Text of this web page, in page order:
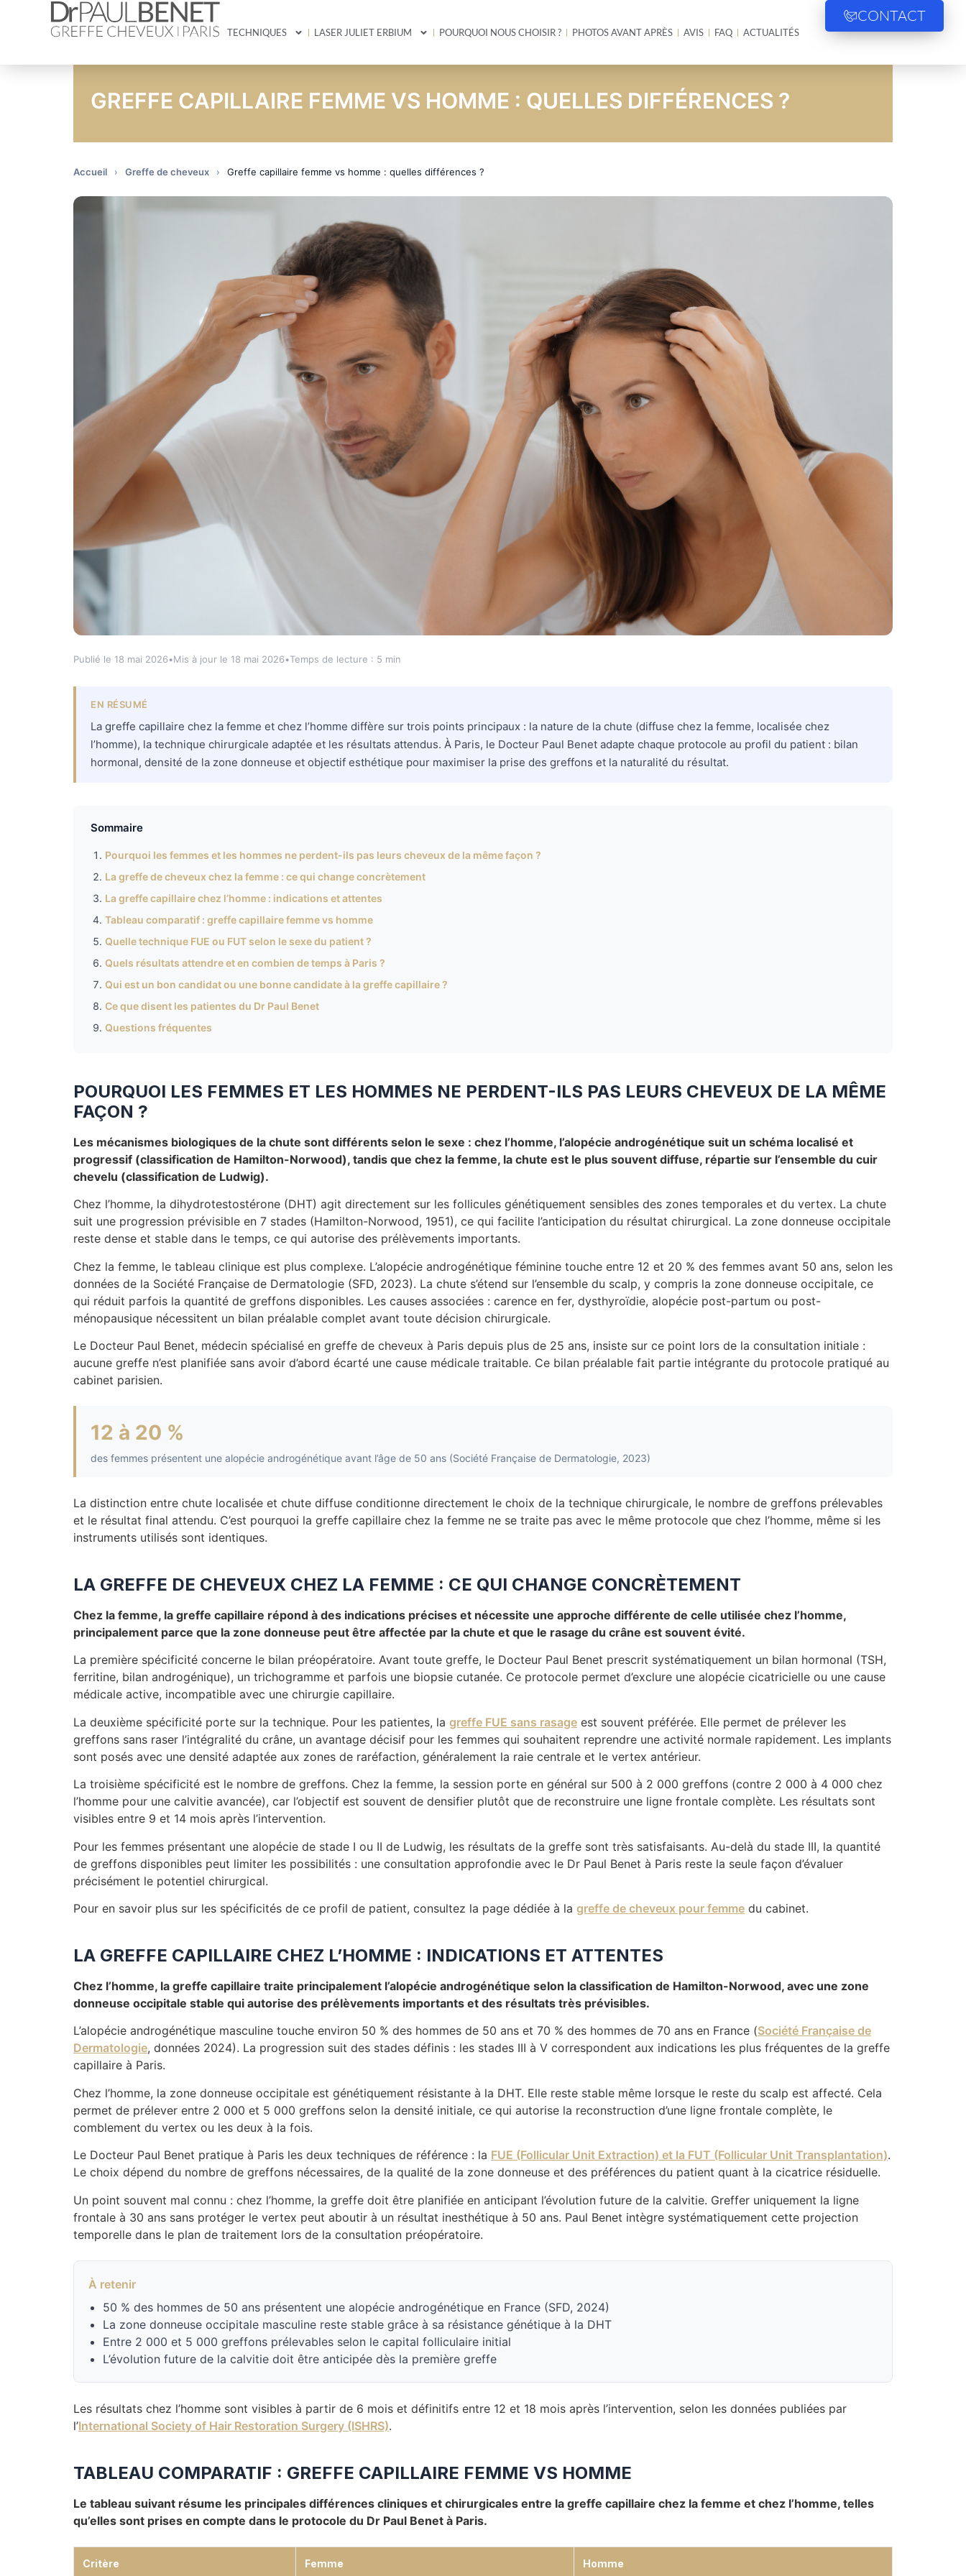
TECHNIQUES LASER JULIET ERBIUM POURQUOI NOUS CHOISIR ? PHOTOS AVANT APRÈS AVIS FAQ ACTUALITÉS
CONTACT
GREFFE CAPILLAIRE FEMME VS HOMME : QUELLES DIFFÉRENCES ?
Accueil › Greffe de cheveux › Greffe capillaire femme vs homme : quelles différences ?
Publié le 18 mai 2026•Mis à jour le 18 mai 2026•Temps de lecture : 5 min
EN RÉSUMÉ
La greffe capillaire chez la femme et chez l’homme diffère sur trois points principaux : la nature de la chute (diffuse chez la femme, localisée chez
l’homme), la technique chirurgicale adaptée et les résultats attendus. À Paris, le Docteur Paul Benet adapte chaque protocole au profil du patient : bilan
hormonal, densité de la zone donneuse et objectif esthétique pour maximiser la prise des greffons et la naturalité du résultat.
Sommaire
Pourquoi les femmes et les hommes ne perdent-ils pas leurs cheveux de la même façon ?
La greffe de cheveux chez la femme : ce qui change concrètement
La greffe capillaire chez l’homme : indications et attentes
Tableau comparatif : greffe capillaire femme vs homme
Quelle technique FUE ou FUT selon le sexe du patient ?
Quels résultats attendre et en combien de temps à Paris ?
Qui est un bon candidat ou une bonne candidate à la greffe capillaire ?
Ce que disent les patientes du Dr Paul Benet
Questions fréquentes
POURQUOI LES FEMMES ET LES HOMMES NE PERDENT-ILS PAS LEURS CHEVEUX DE LA MÊME
FAÇON ?
Les mécanismes biologiques de la chute sont différents selon le sexe : chez l’homme, l’alopécie androgénétique suit un schéma localisé et
progressif (classification de Hamilton-Norwood), tandis que chez la femme, la chute est le plus souvent diffuse, répartie sur l’ensemble du cuir
chevelu (classification de Ludwig).
Chez l’homme, la dihydrotestostérone (DHT) agit directement sur les follicules génétiquement sensibles des zones temporales et du vertex. La chute
suit une progression prévisible en 7 stades (Hamilton-Norwood, 1951), ce qui facilite l’anticipation du résultat chirurgical. La zone donneuse occipitale
reste dense et stable dans le temps, ce qui autorise des prélèvements importants.
Chez la femme, le tableau clinique est plus complexe. L’alopécie androgénétique féminine touche entre 12 et 20 % des femmes avant 50 ans, selon les
données de la Société Française de Dermatologie (SFD, 2023). La chute s’étend sur l’ensemble du scalp, y compris la zone donneuse occipitale, ce
qui réduit parfois la quantité de greffons disponibles. Les causes associées : carence en fer, dysthyroïdie, alopécie post-partum ou post-
ménopausique nécessitent un bilan préalable complet avant toute décision chirurgicale.
Le Docteur Paul Benet, médecin spécialisé en greffe de cheveux à Paris depuis plus de 25 ans, insiste sur ce point lors de la consultation initiale :
aucune greffe n’est planifiée sans avoir d’abord écarté une cause médicale traitable. Ce bilan préalable fait partie intégrante du protocole pratiqué au
cabinet parisien.
12 à 20 %
des femmes présentent une alopécie androgénétique avant l’âge de 50 ans (Société Française de Dermatologie, 2023)
La distinction entre chute localisée et chute diffuse conditionne directement le choix de la technique chirurgicale, le nombre de greffons prélevables
et le résultat final attendu. C’est pourquoi la greffe capillaire chez la femme ne se traite pas avec le même protocole que chez l’homme, même si les
instruments utilisés sont identiques.
LA GREFFE DE CHEVEUX CHEZ LA FEMME : CE QUI CHANGE CONCRÈTEMENT
Chez la femme, la greffe capillaire répond à des indications précises et nécessite une approche différente de celle utilisée chez l’homme,
principalement parce que la zone donneuse peut être affectée par la chute et que le rasage du crâne est souvent évité.
La première spécificité concerne le bilan préopératoire. Avant toute greffe, le Docteur Paul Benet prescrit systématiquement un bilan hormonal (TSH,
ferritine, bilan androgénique), un trichogramme et parfois une biopsie cutanée. Ce protocole permet d’exclure une alopécie cicatricielle ou une cause
médicale active, incompatible avec une chirurgie capillaire.
La deuxième spécificité porte sur la technique. Pour les patientes, la greffe FUE sans rasage est souvent préférée. Elle permet de prélever les
greffons sans raser l’intégralité du crâne, un avantage décisif pour les femmes qui souhaitent reprendre une activité normale rapidement. Les implants
sont posés avec une densité adaptée aux zones de raréfaction, généralement la raie centrale et le vertex antérieur.
La troisième spécificité est le nombre de greffons. Chez la femme, la session porte en général sur 500 à 2 000 greffons (contre 2 000 à 4 000 chez
l’homme pour une calvitie avancée), car l’objectif est souvent de densifier plutôt que de reconstruire une ligne frontale complète. Les résultats sont
visibles entre 9 et 14 mois après l’intervention.
Pour les femmes présentant une alopécie de stade I ou II de Ludwig, les résultats de la greffe sont très satisfaisants. Au-delà du stade III, la quantité
de greffons disponibles peut limiter les possibilités : une consultation approfondie avec le Dr Paul Benet à Paris reste la seule façon d’évaluer
précisément le potentiel chirurgical.
Pour en savoir plus sur les spécificités de ce profil de patient, consultez la page dédiée à la greffe de cheveux pour femme du cabinet.
LA GREFFE CAPILLAIRE CHEZ L’HOMME : INDICATIONS ET ATTENTES
Chez l’homme, la greffe capillaire traite principalement l’alopécie androgénétique selon la classification de Hamilton-Norwood, avec une zone
donneuse occipitale stable qui autorise des prélèvements importants et des résultats très prévisibles.
L’alopécie androgénétique masculine touche environ 50 % des hommes de 50 ans et 70 % des hommes de 70 ans en France (Société Française de
Dermatologie, données 2024). La progression suit des stades définis : les stades III à V correspondent aux indications les plus fréquentes de la greffe
capillaire à Paris.
Chez l’homme, la zone donneuse occipitale est génétiquement résistante à la DHT. Elle reste stable même lorsque le reste du scalp est affecté. Cela
permet de prélever entre 2 000 et 5 000 greffons selon la densité initiale, ce qui autorise la reconstruction d’une ligne frontale complète, le
comblement du vertex ou les deux à la fois.
Le Docteur Paul Benet pratique à Paris les deux techniques de référence : la FUE (Follicular Unit Extraction) et la FUT (Follicular Unit Transplantation).
Le choix dépend du nombre de greffons nécessaires, de la qualité de la zone donneuse et des préférences du patient quant à la cicatrice résiduelle.
Un point souvent mal connu : chez l’homme, la greffe doit être planifiée en anticipant l’évolution future de la calvitie. Greffer uniquement la ligne
frontale à 30 ans sans protéger le vertex peut aboutir à un résultat inesthétique à 50 ans. Paul Benet intègre systématiquement cette projection
temporelle dans le plan de traitement lors de la consultation préopératoire.
À retenir
50 % des hommes de 50 ans présentent une alopécie androgénétique en France (SFD, 2024)
La zone donneuse occipitale masculine reste stable grâce à sa résistance génétique à la DHT
Entre 2 000 et 5 000 greffons prélevables selon le capital folliculaire initial
L’évolution future de la calvitie doit être anticipée dès la première greffe
Les résultats chez l’homme sont visibles à partir de 6 mois et définitifs entre 12 et 18 mois après l’intervention, selon les données publiées par
l’International Society of Hair Restoration Surgery (ISHRS).
TABLEAU COMPARATIF : GREFFE CAPILLAIRE FEMME VS HOMME
Le tableau suivant résume les principales différences cliniques et chirurgicales entre la greffe capillaire chez la femme et chez l’homme, telles
qu’elles sont prises en compte dans le protocole du Dr Paul Benet à Paris.
Critère Femme Homme